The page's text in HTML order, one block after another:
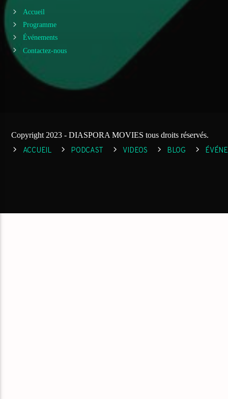
Accueil
Programme
Événements
Contactez-nous
Copyright 2023 - DIASPORA MOVIES tous droits réservés.
ACCUEIL PODCAST VIDEOS BLOG